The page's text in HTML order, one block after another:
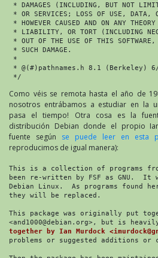
* DAMAGES (INCLUDING, BUT NOT
* OR SERVICES; LOSS OF USE, DATA,
* HOWEVER CAUSED AND ON ANY
* LIABILITY, OR TORT (INCLUDING
* OUT OF THE USE OF THIS
* SUCH DAMAGE.
*
* @(#)pathnames.h 8.1 (Berkeley)
*/
Como véis se remota hasta el año de
nosotros entrábamos a estudiar en la
pasa el tiempo! Otra cosa es la
distribución Debian donde el propio
fuente según se puede leer en esta
reproducimos de igual manera):
This is a collection of programs
been re-written by FSF as GNU.
Debian Linux.  As programs found
they will be replaced.
This package was originally put
<and1000@debian.org>, but is
together by Ian Murdock
problems or suggested additions or